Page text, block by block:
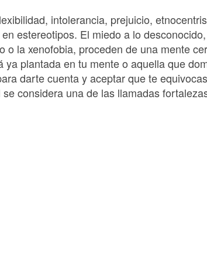
intolerancia, prejuicio,
estereotipos. El miedo a lo
la xenofobia, proceden de una mente
plantada en tu mente o aquella que
darte cuenta y aceptar que te
considera una de las llamadas